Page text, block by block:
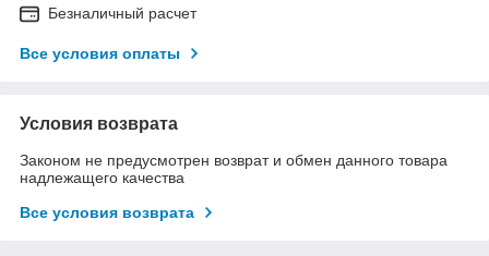
Безналичный расчет
Все условия оплаты
Условия возврата
Законом не предусмотрен возврат и обмен данного товара
надлежащего качества
Все условия возврата